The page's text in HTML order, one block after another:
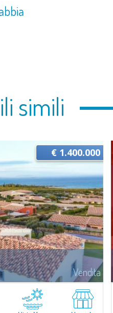
simili
Vendita
Costa Caddu, a due passi
distanza da San Teodoro.La
Costa Caddu si trova
€ 1.400.000